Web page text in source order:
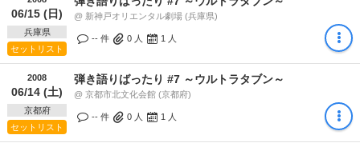
06/15 (日)
兵庫県
セットリスト
@ 新神戸オリエンタル劇場 (兵庫県)
-- 件 0 人 1 人
2008
06/14 (土)
京都府
セットリスト
弾き語りばったり #7 ～ウルトラタブン～
@ 京都市北文化会館 (京都府)
-- 件 0 人 1 人